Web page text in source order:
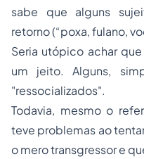
sabe que alguns
retorno (“poxa, fulano,
Seria utópico achar
um jeito. Alguns,
"ressocializados".
Todavia, mesmo o
teve problemas ao
o mero transgressor e